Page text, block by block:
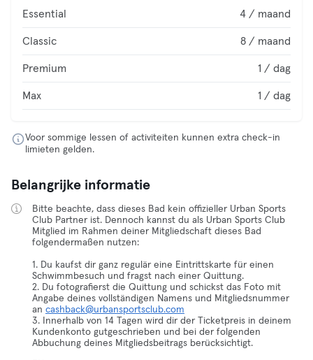
Essential 4 / maand
Classic 8 / maand
Premium 1 / dag
Max 1 / dag
Voor sommige lessen of activiteiten kunnen extra check-in
limieten gelden.
Belangrijke informatie
Bitte beachte, dass dieses Bad kein offizieller Urban Sports
Club Partner ist. Dennoch kannst du als Urban Sports Club
Mitglied im Rahmen deiner Mitgliedschaft dieses Bad
folgendermaßen nutzen:
1. Du kaufst dir ganz regulär eine Eintrittskarte für einen
Schwimmbesuch und fragst nach einer Quittung.
2. Du fotografierst die Quittung und schickst das Foto mit
Angabe deines vollständigen Namens und Mitgliedsnummer
an cashback@urbansportsclub.com
3. Innerhalb von 14 Tagen wird dir der Ticketpreis in deinem
Kundenkonto gutgeschrieben und bei der folgenden
Abbuchung deines Mitgliedsbeitrags berücksichtigt.